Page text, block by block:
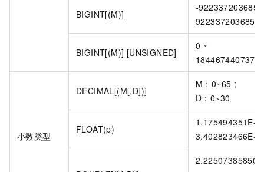
BIGINT[(M)]
-
BIGINT[(M)] [UNSIGNED]
0 ~
小数类型
DECIMAL[(M[,D])]
M：0~65 ;
D：0~30
FLOAT(p)
1.175494351E-